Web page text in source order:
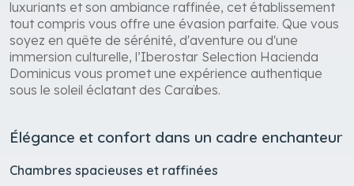
luxuriants et son ambiance raffinée, cet établissement
tout compris vous offre une évasion parfaite. Que vous
soyez en quête de sérénité, d'aventure ou d'une
immersion culturelle, l’Iberostar Selection Hacienda
Dominicus vous promet une expérience authentique
sous le soleil éclatant des Caraïbes.
Élégance et confort dans un cadre enchanteur
Chambres spacieuses et raffinées